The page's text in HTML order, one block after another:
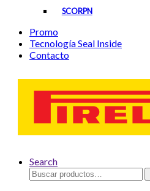
SCORPN
Promo
Tecnología Seal Inside
Contacto
Search
Buscar
por: